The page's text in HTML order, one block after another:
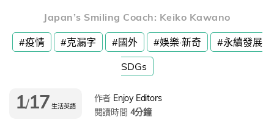
Japan’s Smiling Coach: Keiko Kawano
#疫情 #克漏字 #國外 #娛樂·新奇
#永續發展
SDGs
1/17 生活英語
作者 Enjoy Editors
閱讀時間 4分鐘